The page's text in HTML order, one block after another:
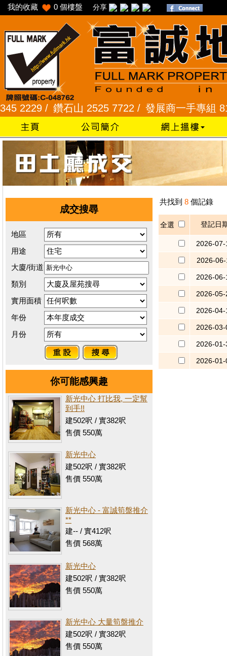
我的收藏 0 個樓盤 分享
2229 /鑽石山 2525 7722 /發展商一手專組
成交搜尋
地區
用途
大廈/街道
類別
實用面積
年份
月份
你可能感興趣
新光中心 打比我, 一定幫
到手!!
建502呎 / 實382呎
售價 550萬
新光中心
建502呎 / 實382呎
售價 550萬
新光中心 - 富誠筍盤推介
**
建-- / 實412呎
售價 568萬
新光中心
建502呎 / 實382呎
售價 550萬
新光中心 大量筍盤推介
建502呎 / 實382呎
售價 550萬
共找到 8 個記錄
全選 登記日
2026-07-
2026-06-
2026-06-
2026-05-
2026-04-
2026-03-
2026-01-
2026-01-